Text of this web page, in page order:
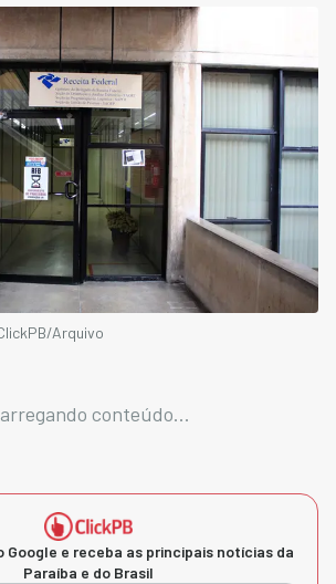
Arquivo
conteúdo...
Google e receba as principais notícias da
Paraíba e do Brasil